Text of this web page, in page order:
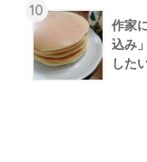
10
作家
込み
した